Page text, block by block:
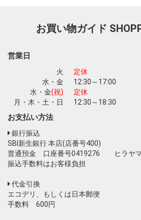
お買い物ガイド
営業日
火
定休
水・金
12:30～17:00
水・金(祝)
定休
月・木・土・日
12:30～18:30
お支払い方法
銀行振込
SBI新生銀行 本店(店番号400)
普通預金 口座番号0419276 ヒラヤ
振込手数料はお客様負担
代金引換
エコデリ、もしくは日本郵便
手数料 600円